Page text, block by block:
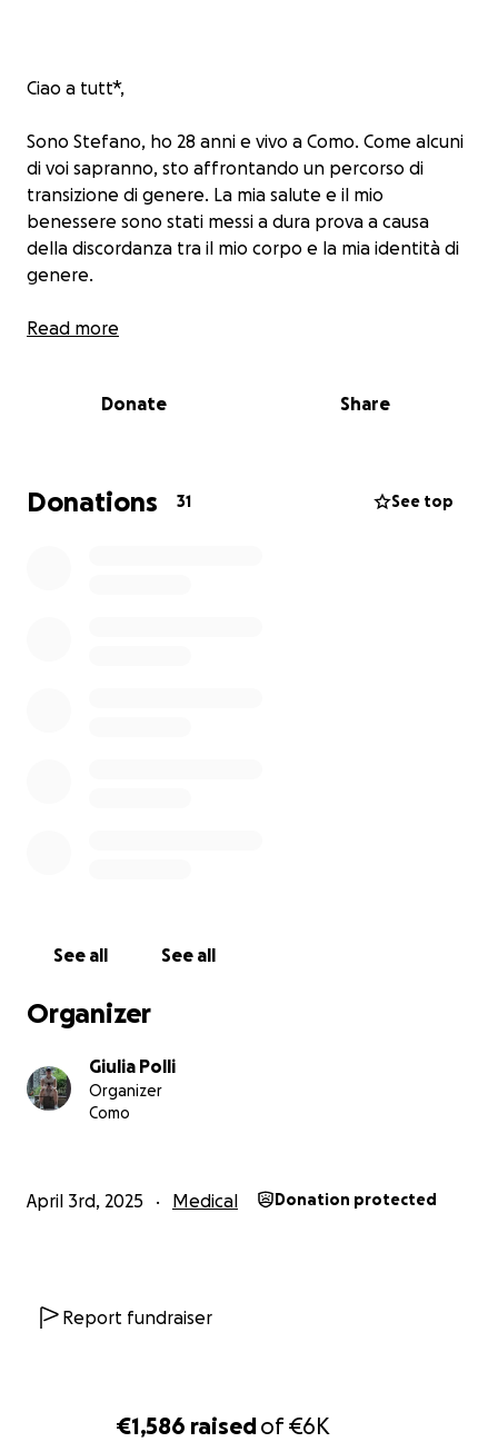
€1,586 raisedof€6K
Ciao a tutt*,
Sono Stefano, ho 28 anni e vivo a Como. Come alcuni
di voi sapranno, sto affrontando un percorso di
transizione di genere. La mia salute e il mio
benessere sono stati messi a dura prova a causa
della discordanza tra il mio corpo e la mia identità di
genere.
La top surgery è un passo fondamentale per me,
la mia sofferenza. Tuttavia, questo intervento è
Per questo motivo, sto chiedendo il vostro aiuto per
Read more
Donate Share
Donations 31 See top
See all See all
Organizer
Giulia Polli
Organizer
Como
April 3rd, 2025 Medical Donation protected
Report fundraiser